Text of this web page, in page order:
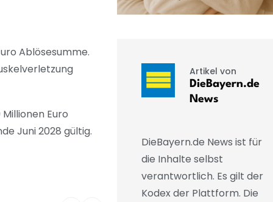
Ablösesumme.
Euro
Juni 2028 gültig.
Artikel von
DieBayern.de
News
DieBayern.de News ist für
die Inhalte selbst
verantwortlich. Es gilt der
Kodex der Plattform. Die